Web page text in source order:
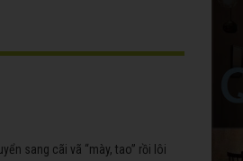
sang cãi vã “mày, tao” rồi lôi